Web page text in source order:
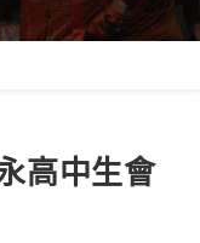
高中生會